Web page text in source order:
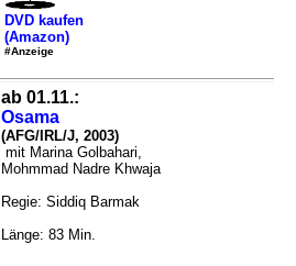
DVD kaufen
(Amazon)
#Anzeige
ab 01.11.:
Osama
(AFG/IRL/J, 2003)
mit Marina Golbahari,
Mohmmad Nadre Khwaja
Regie: Siddiq Barmak
Länge: 83 Min.